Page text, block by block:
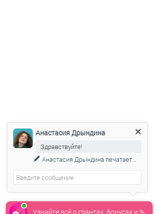
Узнайте всё о грантах, бонусах и %
Анастасия Дрындина
Здравствуйте!
Анастасия Дрындина печатает...